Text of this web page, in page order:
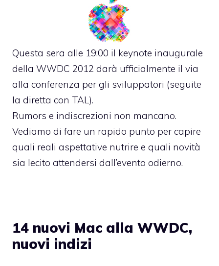
Questa sera alle 19:00 il keynote inaugurale
della WWDC 2012 darà ufficialmente il via
alla conferenza per gli sviluppatori (seguite
la diretta con TAL ).
Rumors e indiscrezioni non mancano.
Vediamo di fare un rapido punto per capire
quali reali aspettative nutrire e quali novità
sia lecito attendersi dall’evento odierno.
14 nuovi Mac alla WWDC,
nuovi indizi